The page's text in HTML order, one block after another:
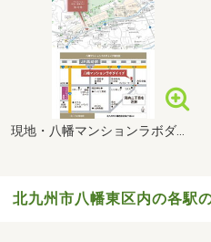
現地・八幡マンションラボダイイチ案内図
北九州市八幡東区内の各駅